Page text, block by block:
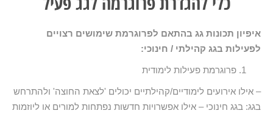
איפיון תכונות גג בהתאם לפרוגרמת שימושים רצויים
לפעילות בגג קהילתי / חינוכי:
פרוגרמת פעילות לימודית
– אילו אירועים לימודיים/קהילתיים יכולים 'לצאת החוצה' ולהתרחש
בגג: בגג חינוכי – אילו אפשרויות חדשות נפתחות למורים או ליוזמות